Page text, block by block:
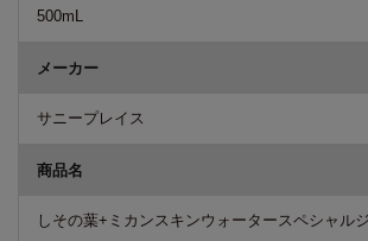
500mL
メーカー
サニープレイス
商品名
しその葉+ミカンスキンウォータースペシャル